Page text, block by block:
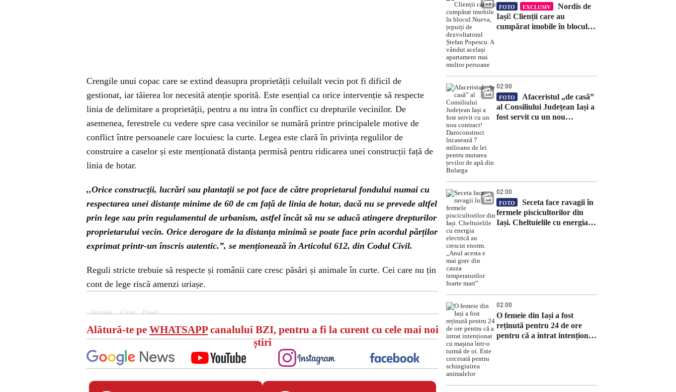
Crengile unui copac care se extind deasupra proprietății celuilalt vecin pot fi dificil de
gestionat, iar tăierea lor necesită atenție sporită. Este esențial ca orice intervenție să respecte
linia de delimitare a proprietății, pentru a nu intra în conflict cu drepturile vecinilor. De
asemenea, ferestrele cu vedere spre casa vecinilor se numără printre principalele motive de
conflict între persoanele care locuiesc la curte. Legea este clară în privința regulilor de
construire a caselor și este menționată distanța permisă pentru ridicarea unei construcții față de
linia de hotar.
,,Orice construcții, lucrări sau plantații se pot face de către proprietarul fondului numai cu
respectarea unei distanțe minime de 60 de cm față de linia de hotar, dacă nu se prevede altfel
prin lege sau prin regulamentul de urbanism, astfel încât să nu se aducă atingere drepturilor
proprietarului vecin. Orice derogare de la distanța minimă se poate face prin acordul părților
exprimat printr-un înscris autentic.”, se menționează în Articolul 612, din Codul Civil.
Reguli stricte trebuie să respecte și românii care cresc păsări și animale în curte. Cei care nu țin
cont de lege riscă amenzi uriașe.
Animale Curte Pasari
Alătură-te pe WHATSAPPcanalului BZI, pentru a fi la curent cu cele mai noi
știri
FOTO EXCLUSIV
Nordis de
Iași! Clienții care au
cumpărat imobile în blocul
02:00
FOTO
Afaceristul „de casă”
al Consiliului Județean Iași a
fost servit cu un nou
02:00
FOTO
Seceta face ravagii în
fermele piscicultorilor din
Iași. Cheltuielile cu energia
02:00
O femeie din Iași a fost
reținută pentru 24 de ore
pentru că a intrat intenționat